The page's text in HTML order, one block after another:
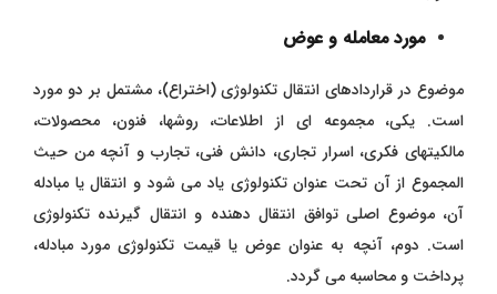
مورد معامله و عوض
موضوع در قراردادهای انتقال تکنولوژی (اختراع)، مشتمل بر دو مورد
است. یکی، مجموعه ای از اطلاعات، روشها، فنون، محصولات،
مالکیتهای فکری، اسرار تجاری، دانش فنی، تجارب و آنچه من حیث
المجموع از آن تحت عنوان تکنولوژی یاد می شود و انتقال یا مبادله
آن، موضوع اصلی توافق انتقال دهنده و انتقال گیرنده تکنولوژی
است. دوم، آنچه به عنوان عوض یا قیمت تکنولوژی مورد مبادله،
پرداخت و محاسبه می گردد.